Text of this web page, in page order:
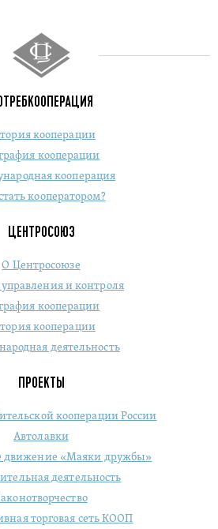
кооперации
кооперации
кооперация
кооператором?
ЦЕНТРОСОЮЗ
О Центросоюзе
и контроля
кооперации
кооперации
деятельность
ПРОЕКТЫ
кооперации России
Автолавки
движение «Маяки дружбы»
деятельность
торговая сеть КООП